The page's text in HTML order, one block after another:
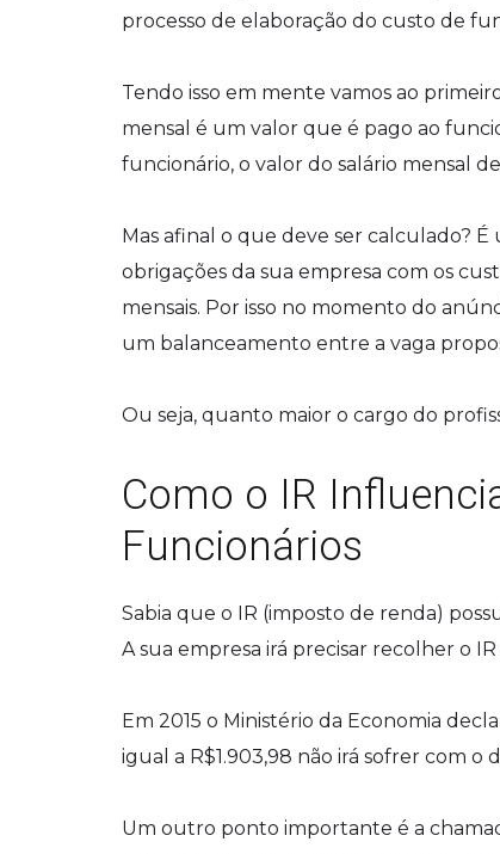
processo de elaboração do custo de
Tendo isso em mente vamos ao
mensal é um valor que é pago ao
funcionário, o valor do salário mensal
Mas afinal o que deve ser calculado?
obrigações da sua empresa com os
mensais. Por isso no momento do
um balanceamento entre a vaga
Ou seja, quanto maior o cargo do
Como o IR
Funcionários
Sabia que o IR (imposto de renda)
A sua empresa irá precisar recolher o
Em 2015 o Ministério da Economia
igual a R$1.903,98 não irá sofrer com o
Um outro ponto importante é a